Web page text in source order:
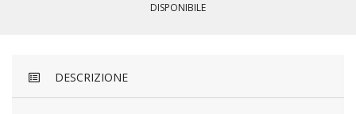
DISPONIBILE
DESCRIZIONE